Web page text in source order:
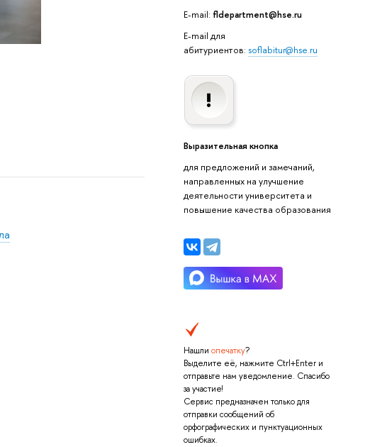
E-mail: fldepartment@hse.ru
E-mail для
абитуриентов: soflabitur@hse.ru
Выразительная кнопка
для предложений и замечаний,
направленных на улучшение
деятельности университета и
повышение качества образования
Нашли опечатку?
Выделите её, нажмите Ctrl+Enter и
отправьте нам уведомление. Спасибо
за участие!
Сервис предназначен только для
отправки сообщений об
орфографических и пунктуационных
ошибках.